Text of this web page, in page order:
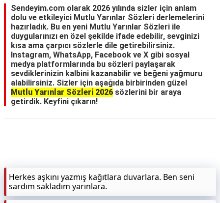
GEZİLECEK
YERLER
BLOG
Sendeyim.com olarak 2026 yılında sizler için anlam
dolu ve etkileyici Mutlu Yarınlar Sözleri derlemelerini
hazırladık. Bu en yeni Mutlu Yarınlar Sözleri ile
duygularınızı en özel şekilde ifade edebilir, sevginizi
kısa ama çarpıcı sözlerle dile getirebilirsiniz.
Instagram, WhatsApp, Facebook ve X gibi sosyal
medya platformlarında bu sözleri paylaşarak
sevdiklerinizin kalbini kazanabilir ve beğeni yağmuru
alabilirsiniz. Sizler için aşağıda birbirinden güzel
Mutlu Yarınlar Sözleri 2026 sözlerini bir araya
getirdik. Keyfini çıkarın!
Herkes aşkını yazmış kağıtlara duvarlara. Ben seni
sardım sakladım yarınlara.